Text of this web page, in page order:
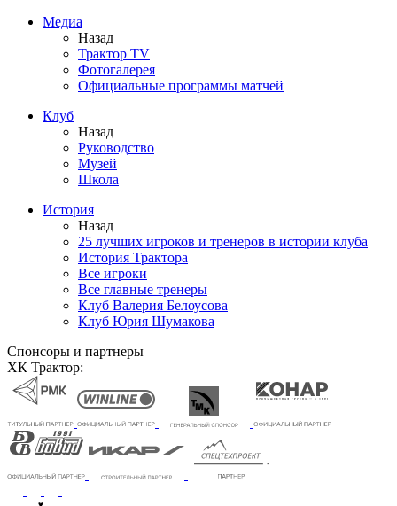
Медиа
Назад
Трактор TV
Фотогалерея
Официальные программы матчей
Клуб
Назад
Руководство
Музей
Школа
История
Назад
25 лучших игроков и тренеров в истории клуба
История Трактора
Все игроки
Все главные тренеры
Клуб Валерия Белоусова
Клуб Юрия Шумакова
Спонсоры и партнеры
ХК Трактор: